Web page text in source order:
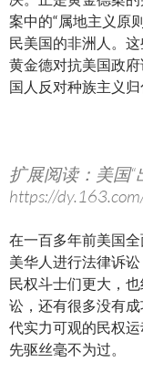
案中的“属地主义原
民美国的非洲人。
黄金德对抗美国政
国人反对种族主义归
扩展阅读：美国“
https://
在一百多年前美国
美华人进行法律诉
民权斗士们更大，
讼，还有很多没有
代实力可观的民权
先驱丝毫不为过。